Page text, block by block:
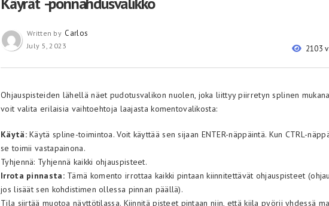
2103
Written by Carlos
July 5, 2023
Ohjauspisteiden lähellä näet pudotusvalikon nuolen, joka liittyy piirretyn splinen
voit valita erilaisia ​​vaihtoehtoja laajasta komentovalikosta:
Käytä:Käytä spline-toimintoa. Voit käyttää sen sijaan ENTER-näppäintä. Kun CTRL-
se toimii vastapainona.
Tyhjennä: Tyhjennä kaikki ohjauspisteet.
Irrota pinnasta:Tämä komento irrottaa kaikki pintaan kiinnitettävät ohjauspisteet
jos lisäät sen kohdistimen ollessa pinnan päällä).
Tila siirtää muotoa näyttötilassa. Kiinnitä pisteet pintaan niin, että kiila pyörii yhdessä